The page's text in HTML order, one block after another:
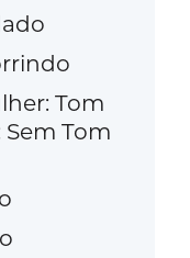
Tom
Tom